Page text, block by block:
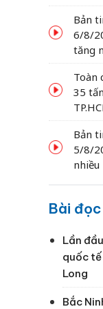
Bản
6/8/
tăng
Toàn
35
Bản
5/8/
nhiều
Bài đọc
Lần
quốc
Long
Bắc